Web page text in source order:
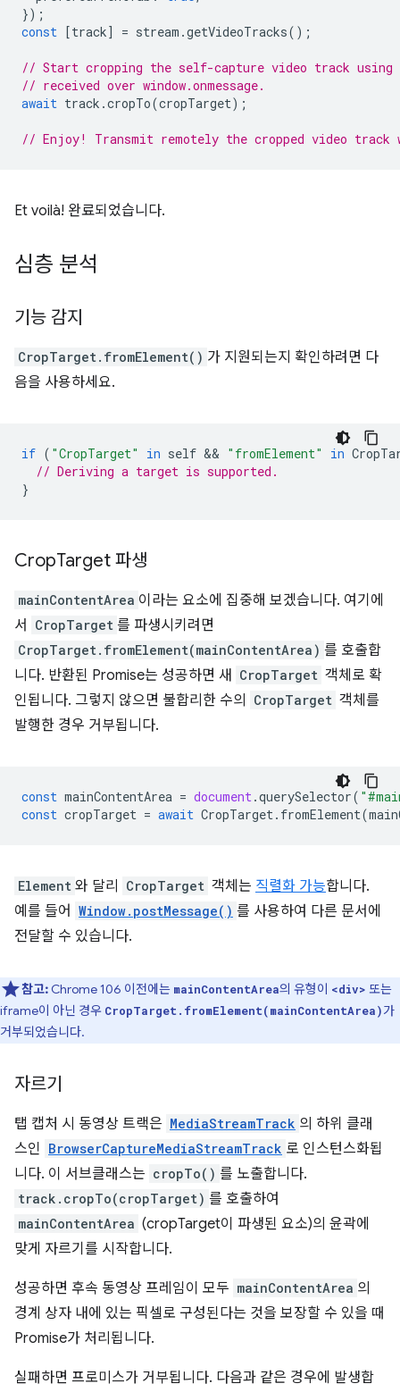
});
const [track] = stream .getVideoTracks();
// Start cropping the self-capture video track using
// received over window.onmessage.
await track .cropTo(cropTarget);
// Enjoy! Transmit remotely the cropped video track
Et voilà! 완료되었습니다.
심층 분석
기능 감지
CropTarget.fromElement() 가 지원되는지 확인하려면 다
음을 사용하세요.
if ( "CropTarget" in self && "fromElement" in
// Deriving a target is supported.
}
CropTarget 파생
mainContentArea 이라는 요소에 집중해 보겠습니다. 여기에
서
CropTarget 를 파생시키려면
CropTarget.fromElement(mainContentArea) 를 호출합
니다. 반환된 Promise는 성공하면 새
CropTarget 객체로 확
인됩니다. 그렇지 않으면 불합리한 수의
CropTarget 객체를
발행한 경우 거부됩니다.
const mainContentArea = document .querySelector(
const cropTarget = await CropTarget . fromElement(
Element 와 달리 CropTarget 객체는 직렬화 가능합니다.
예를 들어 Window.postMessage() 를 사용하여 다른 문서에
전달할 수 있습니다.
참고: Chrome 106 이전에는 mainContentArea의 유형이 <div> 또는
iframe이 아닌 경우 CropTarget.fromElement(mainContentArea)가
거부되었습니다.
자르기
탭 캡처 시 동영상 트랙은 MediaStreamTrack 의 하위 클래
스인 BrowserCaptureMediaStreamTrack 로 인스턴스화됩
니다. 이 서브클래스는 cropTo() 를 노출합니다.
track.cropTo(cropTarget) 를 호출하여
mainContentArea (cropTarget이 파생된 요소)의 윤곽에
맞게 자르기를 시작합니다.
성공하면 후속 동영상 프레임이 모두 mainContentArea 의
경계 상자 내에 있는 픽셀로 구성된다는 것을 보장할 수 있을 때
Promise가 처리됩니다.
실패하면 프로미스가 거부됩니다. 다음과 같은 경우에 발생합